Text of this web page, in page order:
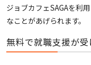
ジョブカフェSAGAを利
なことがあげられます。
無料で就職支援が受